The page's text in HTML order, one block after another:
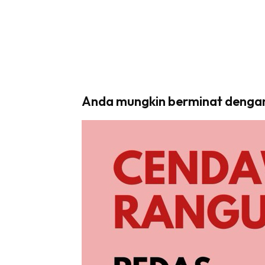
Anda mungkin berminat